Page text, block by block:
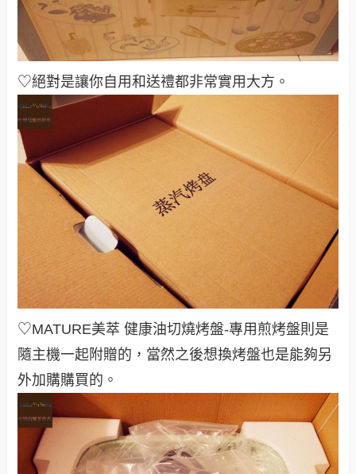
♡絕對是讓你自用和送禮都非常實用大方 。
♡MATURE美萃 健康油切燒烤盤-專用煎烤盤則是
隨主機一起附贈的，當然之後想換烤盤也是能夠另
外加購購買的。